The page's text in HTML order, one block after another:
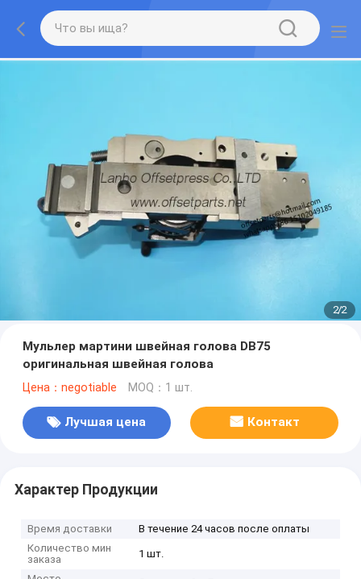
2/2
Мульлер мартини швейная голова DB75
оригинальная швейная голова
Цена：negotiable MOQ：1 шт.
Лучшая цена Контакт
Характер Продукции
Время доставки
В течение 24 часов после оплаты
Количество мин
заказа
1 шт.